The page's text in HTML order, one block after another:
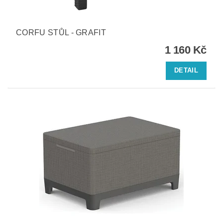
CORFU STŮL - GRAFIT
1 160 Kč
DETAIL